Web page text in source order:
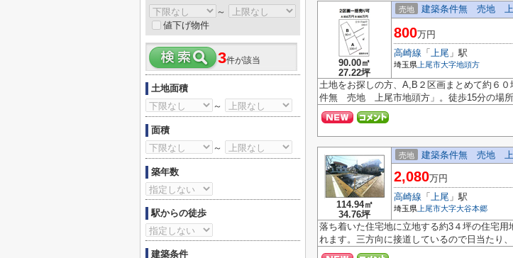
90.00㎡
27.22坪
売地 建築条件無 売地 上
800万円
高崎線 「 上尾 」駅
埼玉県 上尾市大字地頭方
土地をお探しの方、A,B２区画まとめて約６
件無 売地 上尾市地頭方」。徒歩15分の場
114.94㎡
34.76坪
売地 建築条件無 売地
2,080万円
高崎線 「 上尾 」駅
埼玉県 上尾市大字大谷本郷
落ち着いた住宅地に立地する約3４坪の住宅
れます。三方向に接道しているので日当たり
～
値下げ物件
3件が該当
土地面積
～
面積
～
築年数
駅からの徒歩
建築条件